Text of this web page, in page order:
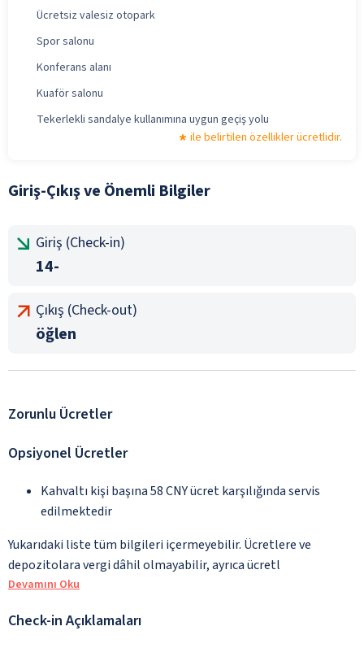
Ücretsiz valesiz otopark
Spor salonu
Konferans alanı
Kuaför salonu
Tekerlekli sandalye kullanımına uygun geçiş yolu
ile belirtilen özellikler ücretlidir.
Giriş-Çıkış ve Önemli Bilgiler
Giriş (Check-in)
14-
Çıkış (Check-out)
öğlen
Zorunlu Ücretler
Opsiyonel Ücretler
Kahvaltı kişi başına 58 CNY ücret karşılığında servis
edilmektedir
Yukarıdaki liste tüm bilgileri içermeyebilir. Ücretlere ve
depozitolara vergi dâhil olmayabilir, ayrıca ücretl
Devamını Oku
Check-in Açıklamaları